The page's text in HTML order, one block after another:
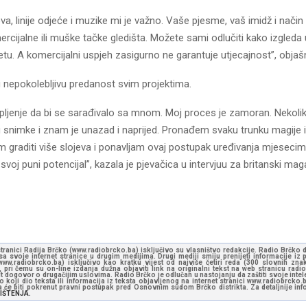
linije odjeće i muzike mi je važno. Vaše pjesme, vaš imidž i
ili muške tačke gledišta. Možete sami odlučiti kako izgleda
A komercijalni uspjeh zasigurno ne garantuje utjecajnost”,
predanost svim projektima.
da bi se sarađivalo sa mnom. Moj proces je zamoran.
i znam je unazad i naprijed. Pronađem svaku trunku magije
graditi više slojeva i ponavljam ovaj postupak uređivanja
puni potencijal”, kazala je pjevačica u intervjuu za britanski
Radija Brčko (www.radiobrcko.ba) isključivo su vlasništvo redakcije. Radio Brčko
svoje internet stranice u drugim medijima. Drugi mediji smiju prenijeti informacije iz
isključivo kao kratku vijest od najviše četiri reda (300 slovnih
pri čemu su on-line izdanja dužna objaviti link na originalni tekst na web stranicu
dogovor o drugačijim uslovima. Radio Brčko je odlučan u nastojanju da zaštiti svoje
koji dio teksta ili informacija iz teksta objavljenog na internet stranici
biti pokrenut pravni postupak pred Osnovnim sudom Brčko distrikta. Za detaljnije